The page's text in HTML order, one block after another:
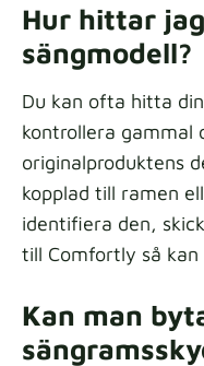
Hur hittar
sängmodell?
Du kan ofta hitta
kontrollera gammal
originalproduktens
kopplad till ramen
identifiera den,
till Comfortly så
Kan man